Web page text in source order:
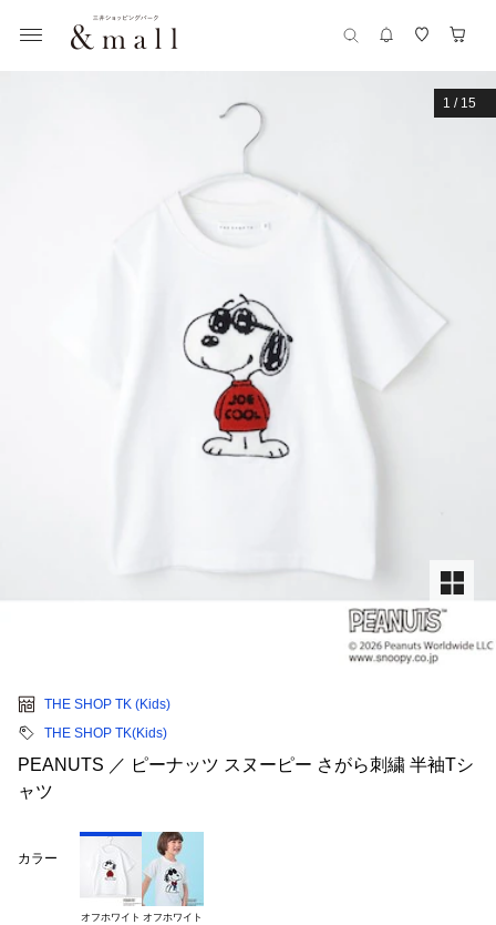
1 / 15
THE SHOP TK (Kids)
THE SHOP TK(Kids)
PEANUTS ／ ピーナッツ スヌーピー さがら刺繍 半袖Tシ
ャツ
カラー
オフホワイト オフホワイト